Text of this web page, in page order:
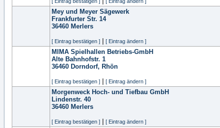
Mey und Meyer Sägewerk
Frankfurter Str. 14
36460 Merlers
[ Eintrag bestätigen ] [ Eintrag ändern ]
MIMA Spielhallen Betriebs-GmbH
Alte Bahnhofstr. 1
36460 Dorndorf, Rhön
[ Eintrag bestätigen ] [ Eintrag ändern ]
Morgenweck Hoch- und Tiefbau GmbH
Lindenstr. 40
36460 Merlers
[ Eintrag bestätigen ] [ Eintrag ändern ]